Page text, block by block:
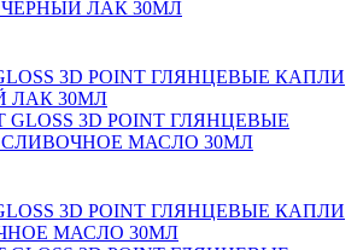
3D POINT ГЛЯНЦЕВЫЕ КАПЛИ
ЛАК 30МЛ
3D POINT ГЛЯНЦЕВЫЕ КАПЛИ
МАСЛО 30МЛ